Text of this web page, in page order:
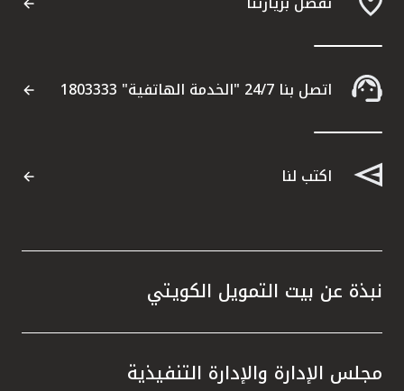
اتصل بنا 24/7 "الخدمة الهاتفية" 1803333
اكتب لنا
نبذة عن بيت التمويل الكويتي
مجلس الإدارة والإدارة التنفيذية